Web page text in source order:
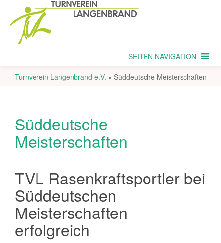
SEITEN NAVIGATION
Turnverein Langenbrand e.V. » Süddeutsche Meisterschaften
Süddeutsche
Meisterschaften
TVL Rasenkraftsportler bei
Süddeutschen
Meisterschaften
erfolgreich